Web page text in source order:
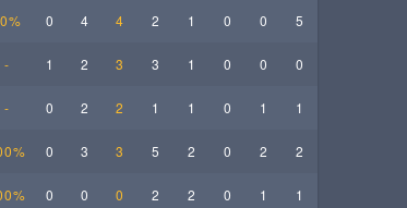
0 4 4 2 1 0 0
5
- 1 2 3 3 1 0 0
0
- 0 2 2 1 1 0 1
1
0 3 3 5 2 0 2
2
0 0 0 2 2 0 1
1